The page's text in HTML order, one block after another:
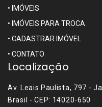
• IMÓVEIS
• IMÓVEIS PARA TROCA
• CADASTRAR IMÓVEL
• CONTATO
Localização
Av. Leais Paulista, 797 -
Brasil - CEP: 14020-650